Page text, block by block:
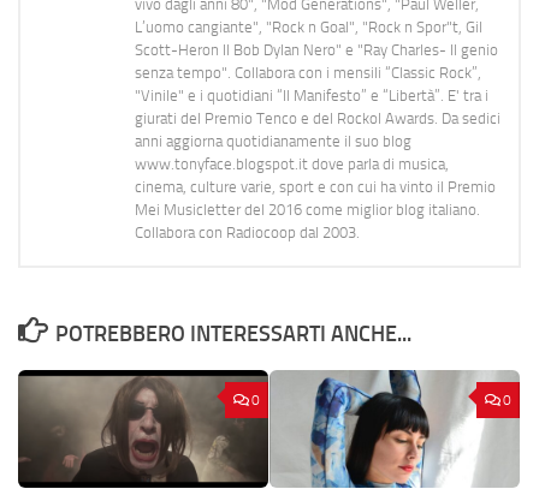
vivo dagli anni 80", "Mod Generations", "Paul Weller,
L’uomo cangiante", "Rock n Goal", "Rock n Spor"t, Gil
Scott-Heron Il Bob Dylan Nero" e "Ray Charles- Il genio
senza tempo". Collabora con i mensili “Classic Rock”,
"Vinile" e i quotidiani “Il Manifesto” e “Libertà”. E' tra i
giurati del Premio Tenco e del Rockol Awards. Da sedici
anni aggiorna quotidianamente il suo blog
www.tonyface.blogspot.it dove parla di musica,
cinema, culture varie, sport e con cui ha vinto il Premio
Mei Musicletter del 2016 come miglior blog italiano.
Collabora con Radiocoop dal 2003.
POTREBBERO INTERESSARTI ANCHE...
0 0